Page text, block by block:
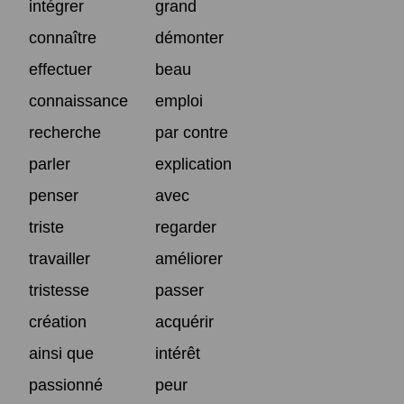
intégrer
grand
connaître
démonter
effectuer
beau
connaissance
emploi
recherche
par contre
parler
explication
penser
avec
triste
regarder
travailler
améliorer
tristesse
passer
création
acquérir
ainsi que
intérêt
passionné
peur